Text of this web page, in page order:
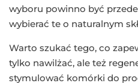
wyboru powinno być
wybierać te o naturalnym
Warto szukać tego, co
tylko nawilżać, ale też
stymulować komórki do